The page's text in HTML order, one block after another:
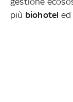
più biohotel ed